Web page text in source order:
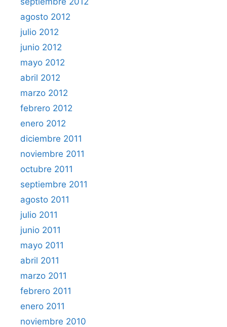
agosto 2012
julio 2012
junio 2012
mayo 2012
abril 2012
marzo 2012
febrero 2012
enero 2012
diciembre 2011
noviembre 2011
octubre 2011
septiembre 2011
agosto 2011
julio 2011
junio 2011
mayo 2011
abril 2011
marzo 2011
febrero 2011
enero 2011
noviembre 2010